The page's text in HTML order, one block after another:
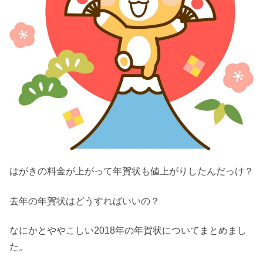
はがきの料金が上がって年賀状も値上がりしたんだっけ？
去年の年賀状はどうすればいいの？
なにかとややこしい2018年の年賀状についてまとめまし
た。